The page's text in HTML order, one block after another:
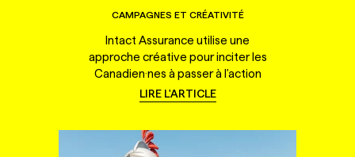
CAMPAGNES ET CRÉATIVITÉ
Intact Assurance utilise une
approche créative pour inciter les
Canadien·nes à passer à l'action
LIRE L'ARTICLE